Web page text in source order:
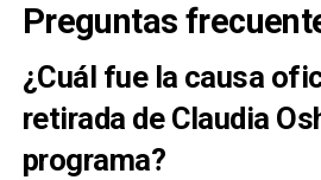
Preguntas
¿Cuál fue la causa
retirada de Claudia
programa?